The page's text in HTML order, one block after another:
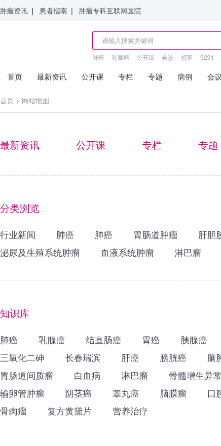
肿瘤资讯 | 患者指南 | 肿瘤专科互联网医院
肺癌 乳腺癌 公开课 会诊 招募 9291
首页 最新资讯 公开课 专栏 专题 病例 会
首页 > 网站地图
最新资讯 公开课 专栏 专题
分类浏览
行业新闻 肺癌 肺癌 胃肠道肿瘤
肝胆
泌尿及生殖系统肿瘤
血液系统肿瘤 淋巴瘤
知识库
肺癌 乳腺癌 结直肠癌 胃癌
胰腺癌
三氧化二砷
长春瑞滨 肝癌 膀胱癌
脑
胃肠道间质瘤
白血病 淋巴瘤
骨髓增生异
输卵管肿瘤
阴茎癌 睾丸癌 脑膜瘤
口
骨肉瘤
复方黄黛片 营养治疗